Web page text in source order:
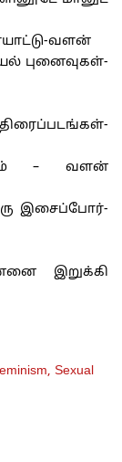
வளன்
புனைவுகள்-
திரைப்படங்கள்-
– வளன்
இசைப்போர்-
இறுக்கி
Sexual